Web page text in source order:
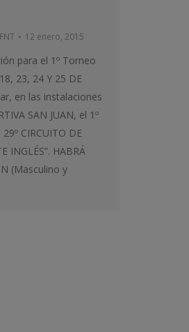
12 enero, 2015
para el 1º Torneo
23, 24 Y 25 DE
en las instalaciones
SAN JUAN, el 1º
CIRCUITO DE
INGLÉS”. HABRÁ
(Masculino y